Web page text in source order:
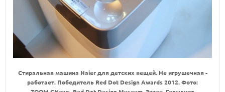
Стиральная машина Haier для детских вещей. Не игрушечная -
работает. Победитель Red Dot Design Awards 2012. Фото: